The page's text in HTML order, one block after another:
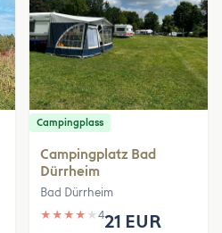
Campingplass
Campingplatz Bad
Dürrheim
Bad Dürrheim
★ ★ ★ ★ ★ 421 EUR